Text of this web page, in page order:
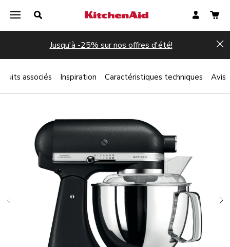
Jusqu'à -25% sur nos offres d'été!
associés Inspiration Caractéristiques techniques Avis